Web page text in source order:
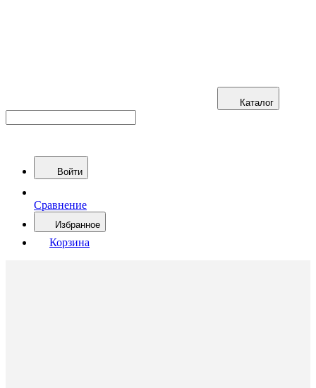
Каталог
Войти
Сравнение
Избранное
Корзина